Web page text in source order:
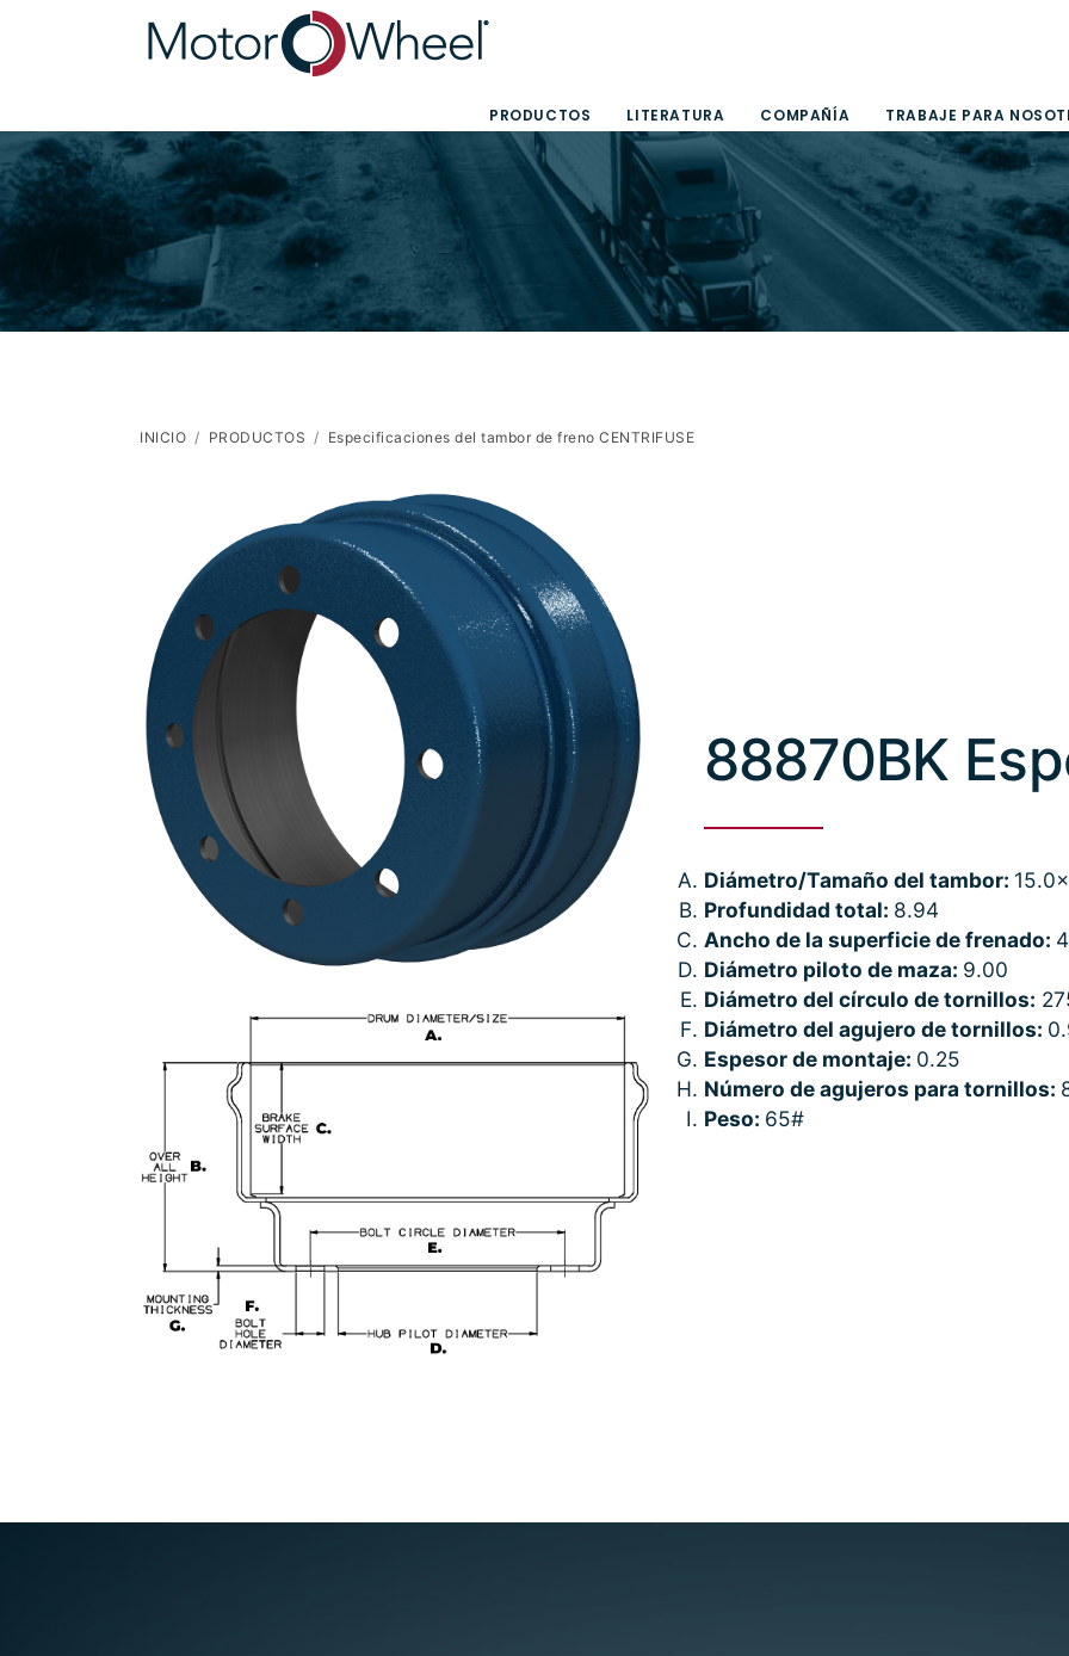
PRODUCTOS LITERATURA COMPAÑÍA TRABAJE PARA
INICIO PRODUCTOS Especificaciones del tambor de freno CENTRIFUSE
88870BK
Diámetro/Tamaño del tambor:
Profundidad total: 8.94
Ancho de la superficie de frenado:
Diámetro piloto de maza: 9.00
Diámetro del círculo de tornillos:
Diámetro del agujero de tornillos:
Espesor de montaje: 0.25
Número de agujeros para tornillos:
Peso: 65#